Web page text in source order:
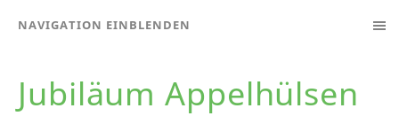
NAVIGATION EINBLENDEN
Jubiläum Appelhülsen